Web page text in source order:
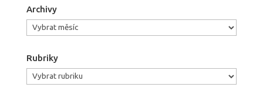
Archivy
Archivy
Rubriky
Rubriky